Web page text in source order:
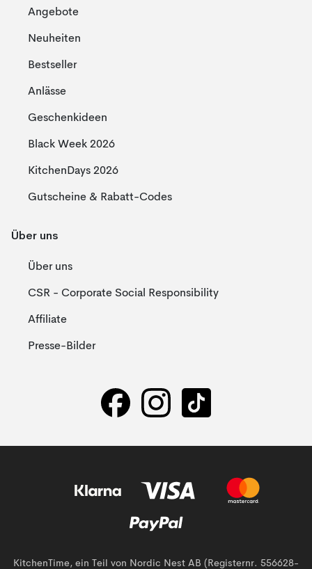
Angebote
Neuheiten
Bestseller
Anlässe
Geschenkideen
Black Week 2026
KitchenDays 2026
Gutscheine & Rabatt-Codes
Über uns
Über uns
CSR - Corporate Social Responsibility
Affiliate
Presse-Bilder
KitchenTime, ein Teil von Nordic Nest AB (Registernr. 556628-